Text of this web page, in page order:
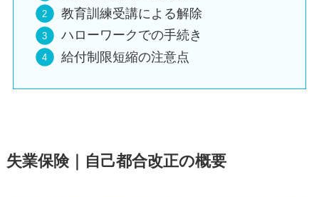
教育訓練受講による解除
ハローワークでの手続き
給付制限短縮の注意点
失業保険｜自己都合改正の概要